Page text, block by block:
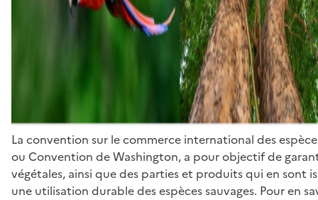
La convention sur le commerce international des
ou Convention de Washington, a pour objectif de
végétales, ainsi que des parties et produits qui en sont
une utilisation durable des espèces sauvages. Pour en